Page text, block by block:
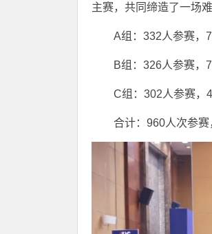
主赛，共同缔造了一场难
A组：332人参赛，
B组：326人参赛，
C组：302人参赛，
合计：960人次参